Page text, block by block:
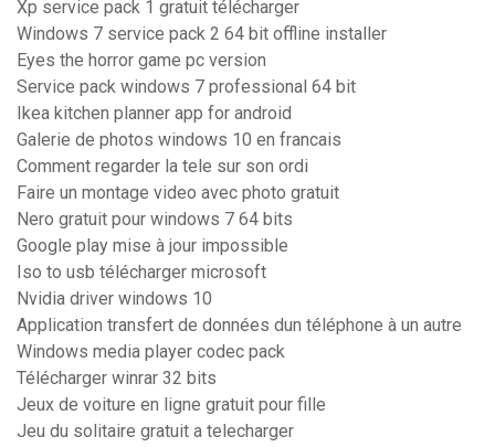
Xp service pack 1 gratuit télécharger
Windows 7 service pack 2 64 bit offline installer
Eyes the horror game pc version
Service pack windows 7 professional 64 bit
Ikea kitchen planner app for android
Galerie de photos windows 10 en francais
Comment regarder la tele sur son ordi
Faire un montage video avec photo gratuit
Nero gratuit pour windows 7 64 bits
Google play mise à jour impossible
Iso to usb télécharger microsoft
Nvidia driver windows 10
Application transfert de données dun téléphone à un autre
Windows media player codec pack
Télécharger winrar 32 bits
Jeux de voiture en ligne gratuit pour fille
Jeu du solitaire gratuit a telecharger